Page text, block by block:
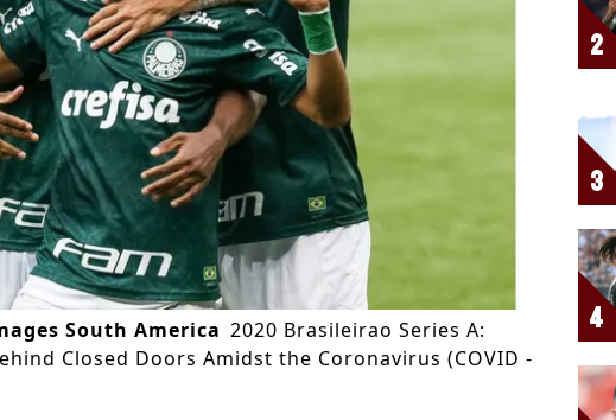
South America 2020 Brasileirao Series A:
Closed Doors Amidst the Coronavirus (COVID -
2
3
4